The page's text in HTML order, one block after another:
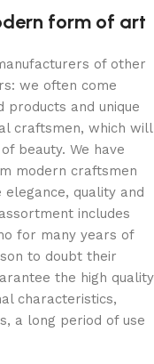
form of art
of other
we often come
and unique
craftsmen, which will
beauty. We have
modern craftsmen
quality and
includes
for many years of
to doubt their
the high quality
characteristics,
a long period of use